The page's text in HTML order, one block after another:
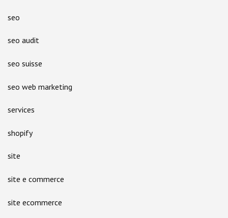
seo
seo audit
seo suisse
seo web marketing
services
shopify
site
site e commerce
site ecommerce